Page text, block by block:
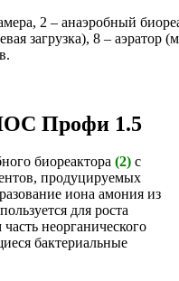
2 – анаэробный
загрузка), 8 –
Профи 1.5
биореактора (2) с
продуцируемых
иона амония из
для роста
неорганического
бактериальные